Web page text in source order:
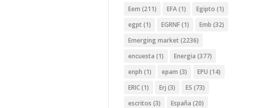
Eem (211) EFA(1) Egipto (1)
egpt (1) EGRNF(1) Emb (32)
Emerging market (2236)
encuesta (1) Energia (377)
enph (1) epam (3) EPU (14)
ERIC(1) Erj (3) ES (73)
escritos (3) España (20)